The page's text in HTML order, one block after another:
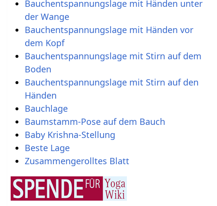
Bauchentspannungslage mit Händen unter
der Wange
Bauchentspannungslage mit Händen vor
dem Kopf
Bauchentspannungslage mit Stirn auf dem
Boden
Bauchentspannungslage mit Stirn auf den
Händen
Bauchlage
Baumstamm-Pose auf dem Bauch
Baby Krishna-Stellung
Beste Lage
Zusammengerolltes Blatt